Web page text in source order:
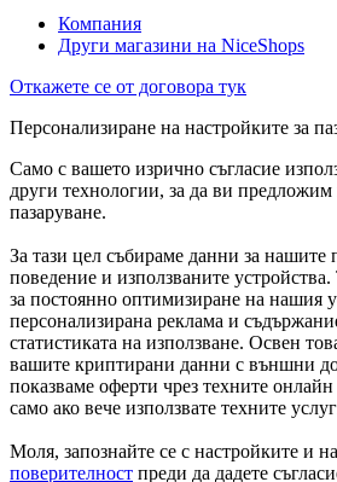
Компания
Други магазини на NiceShops
Откажете се от договора тук
Персонализиране на настройките за
Само с вашето изрично съгласие
други технологии, за да ви
пазаруване.
За тази цел събираме данни за нашите
поведение и използваните
за постоянно оптимизиране на нашия
персонализирана реклама и
статистиката на използване. Освен
вашите криптирани данни с външни
показваме оферти чрез техните
само ако вече използвате техните
Моля, запознайте се с настройките и
поверителност преди да дадете